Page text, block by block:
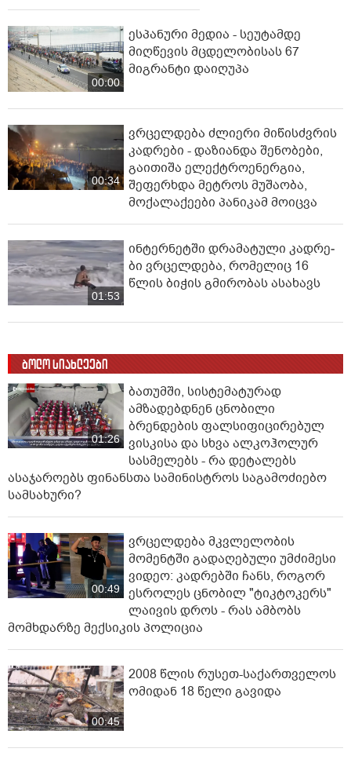
00:00
ესპანური მედია - სეუტამდე
მიღწევის მცდელობისას 67
მიგრანტი დაიღუპა
00:34
ვრცელდება ძლიერი მიწისძვრის
კადრები - დაზიანდა შენობები,
გაითიშა ელექტროენერგია,
შეფერხდა მეტროს მუშაობა,
მოქალაქეები პანიკამ მოიცვა
01:53
ინ­ტერ­ნეტ­ში დრა­მა­ტუ­ლი კად­რე­
ბი ვრცელდება, რომელიც 16
წლის ბიჭის გმირობას ასახავს
ბოლო სიახლეები
01:26
ბათუმში, სისტემატურად
ამზადებდნენ ცნობილი
ბრენდების ფალსიფიცირებულ
ვისკისა და სხვა ალკოჰოლურ
სასმელებს - რა დეტალებს
ასაჯაროებს ფინანსთა სამინისტროს საგამოძიებო
სამსახური?
00:49
ვრცელდება მკვლელობის
მომენტში გადაღებული უმძიმესი
ვიდეო: კადრებში ჩანს, როგორ
ესროლეს ცნობილ "ტიკტოკერს"
ლაივის დროს - რას ამბობს
მომხდარზე მექსიკის პოლიცია
00:45
2008 წლის რუსეთ-საქართველოს
ომიდან 18 წელი გავიდა